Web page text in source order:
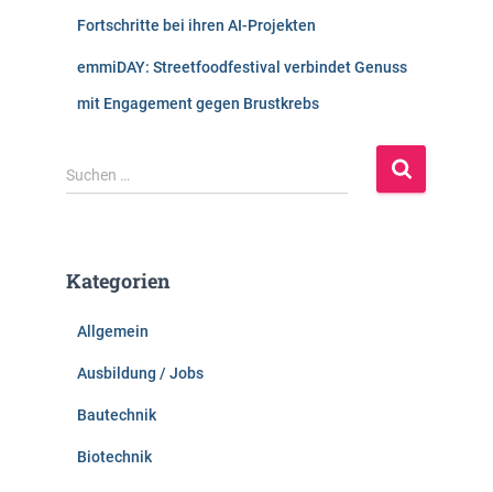
Fortschritte bei ihren AI-Projekten
emmiDAY: Streetfoodfestival verbindet Genuss
mit Engagement gegen Brustkrebs
S
u
n
Suchen …
Kategorien
Allgemein
Ausbildung / Jobs
Bautechnik
Biotechnik